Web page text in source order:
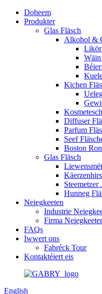
Doheem
Produkter
Glas Fläsch
Alkohol &
Likör
Wäin
Kichen
Diffuser
Parfum
Seef
Boston
Glas Fläsch
Steemetzer
Hunneg
Neiegkeeten
Industrie
Firma
FAQs
Iwwert ons
Fabréck Tour
Kontaktéiert eis
English